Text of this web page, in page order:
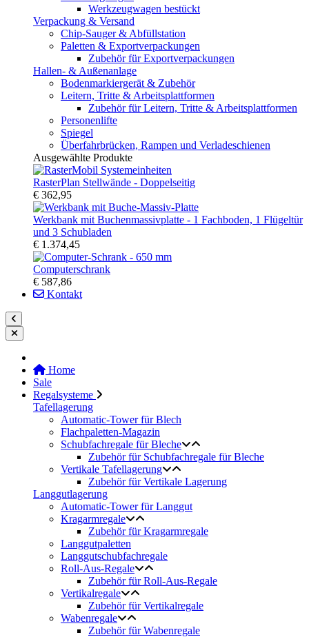
Werkzeugwagen bestückt
Verpackung & Versand
Chip-Sauger & Abfüllstation
Paletten & Exportverpackungen
Zubehör für Exportverpackungen
Hallen- & Außenanlage
Bodenmarkiergerät & Zubehör
Leitern, Tritte & Arbeitsplattformen
Zubehör für Leitern, Tritte & Arbeitsplattformen
Personenlifte
Spiegel
Überfahrbrücken, Rampen und Verladeschienen
Ausgewählte Produkte
RasterPlan Stellwände - Doppelseitig
€ 362,95
Werkbank mit Buchenmassivplatte - 1 Fachboden, 1 Flügeltür
und 3 Schubladen
€ 1.374,45
Computerschrank
€ 587,86
Kontakt
Home
Sale
Regalsysteme
Tafellagerung
Automatic-Tower für Blech
Flachpaletten-Magazin
Schubfachregale für Bleche
Zubehör für Schubfachregale für Bleche
Vertikale Tafellagerung
Zubehör für Vertikale Lagerung
Langgutlagerung
Automatic-Tower für Langgut
Kragarmregale
Zubehör für Kragarmregale
Langgutpaletten
Langgutschubfachregale
Roll-Aus-Regale
Zubehör für Roll-Aus-Regale
Vertikalregale
Zubehör für Vertikalregale
Wabenregale
Zubehör für Wabenregale